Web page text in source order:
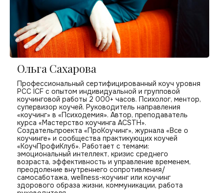
Ольга Сахарова
Профессиональный сертифицированный коуч уровня
PCC ICF с опытом индивидуальной и групповой
коучинговой работы 2 000+ часов. Психолог, ментор,
супервизор коучей. Руководитель направления
«коучинг» в «Психодемия». Автор, преподаватель
курса «Мастерство коучинга ACSTH».
Создательпроекта «ПроКоучинг», журнала «Все о
коучинге» и сообщества практикующих коучей
«КоучПрофиКлуб». Работает с темами:
эмоциональный интеллект, кризис среднего
возраста, эффективность и управление временем,
преодоление внутреннего сопротивления/
самосаботажа, wellness-коучинг или коучинг
здорового образа жизни, коммуникации, работа